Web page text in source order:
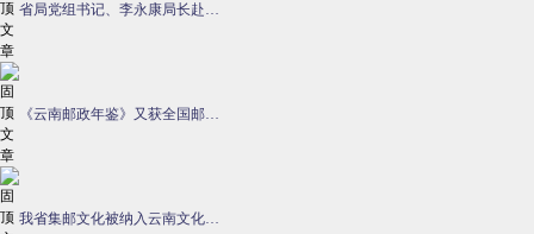
省局党组书记、李永康局长赴…
《云南邮政年鉴》又获全国邮…
我省集邮文化被纳入云南文化…